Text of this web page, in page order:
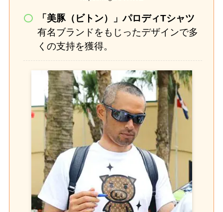
「美豚（ビトン）」パロディTシャツ
有名ブランドをもじったデザインで多
くの支持を獲得。